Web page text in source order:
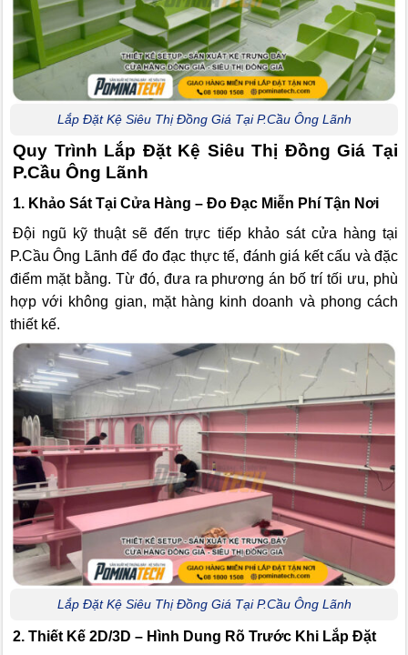
Lắp Đặt Kệ Siêu Thị Đồng Giá Tại P.Cầu Ông Lãnh
Quy Trình Lắp Đặt Kệ Siêu Thị Đồng Giá Tại
P.Cầu Ông Lãnh
1. Khảo Sát Tại Cửa Hàng – Đo Đạc Miễn Phí Tận Nơi
Đội ngũ kỹ thuật sẽ đến trực tiếp khảo sát cửa hàng tại
P.Cầu Ông Lãnh để đo đạc thực tế, đánh giá kết cấu và đặc
điểm mặt bằng. Từ đó, đưa ra phương án bố trí tối ưu, phù
hợp với không gian, mặt hàng kinh doanh và phong cách
thiết kế.
Lắp Đặt Kệ Siêu Thị Đồng Giá Tại P.Cầu Ông Lãnh
2. Thiết Kế 2D/3D – Hình Dung Rõ Trước Khi Lắp Đặt